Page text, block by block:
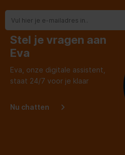
Stel je vragen aan
Eva
Eva, onze digitale assistent,
staat 24/7 voor je klaar
Nu chatten